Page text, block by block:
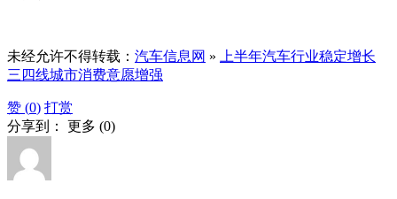
未经允许不得转载： 汽车信息网 »
上半年汽车行业稳定增长
三四线城市消费意愿增强
赞 (0) 打赏
分享到： 更多 (0)